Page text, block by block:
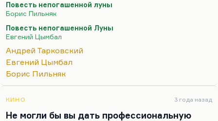
опыт делания кино. Он не просто ученик
Тарковского, он — один из режиссеров,
работающих в его традиции, традиции именно
вопрошания о человеке. И для меня «Повесть
непогашенной луны» — она именно о том, о чем
снял Цымбал — о логике, о страшной логике
нового времени, которая вытесняет этого
а приходит время других людей. Пильняк писал,
вообще-то говоря, о другом.…
Повесть непогашенной луны
Борис Пильняк
Повесть непогашенной Луны
Евгений Цымбал
Андрей Тарковский
Евгений Цымбал
Борис Пильняк
КИНО 3 года назад
Не могли бы вы дать профессиональную